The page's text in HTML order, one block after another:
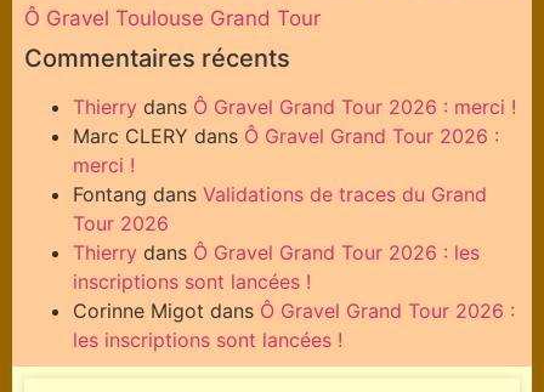
Ô Gravel Toulouse Grand Tour
Commentaires récents
Thierry dans Ô Gravel Grand Tour 2026 : merci !
Marc CLERY dans Ô Gravel Grand Tour 2026 :
merci !
Fontang dans Validations de traces du Grand
Tour 2026
Thierry dans Ô Gravel Grand Tour 2026 : les
inscriptions sont lancées !
Corinne Migot dans Ô Gravel Grand Tour 2026 :
les inscriptions sont lancées !